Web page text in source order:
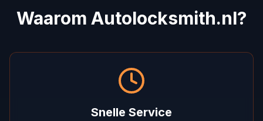
Waarom Autolocksmith.nl?
Snelle Service